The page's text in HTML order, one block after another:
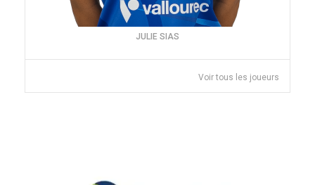
JULIE SIAS
Voir tous les joueurs